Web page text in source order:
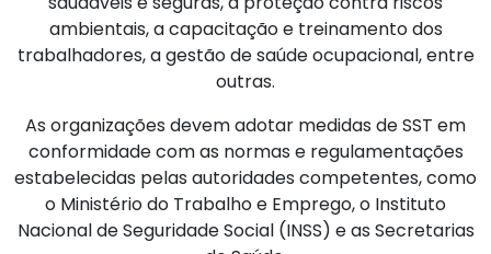
ambientais, a capacitação e treinamento dos
trabalhadores, a gestão de saúde ocupacional, entre
outras.
As organizações devem adotar medidas de SST em
conformidade com as normas e regulamentações
estabelecidas pelas autoridades competentes, como
o Ministério do Trabalho e Emprego, o Instituto
Nacional de Seguridade Social (INSS) e as Secretarias